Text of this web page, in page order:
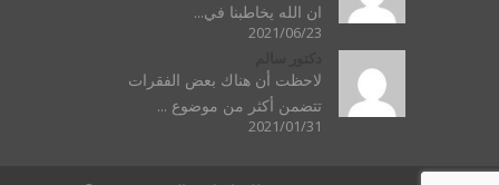
ان الله يخاطبنا في...
2021/06/23
لاحظت أن هناك بعض الفقرات
تتضمن أكثر من موضوع ...
2021/01/31